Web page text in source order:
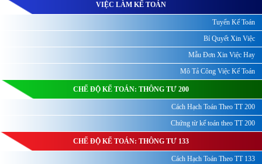
VIỆC LÀM KẾ TOÁN
Tuyển Kế Toán
Bí Quyết Xin Việc
Mẫu Đơn Xin Việc Hay
Mô Tả Công Việc Kế Toán
CHẾ ĐỘ KẾ TOÁN: THÔNG TƯ 200
Cách Hạch Toán Theo TT 200
Chứng từ kế toán theo TT 200
CHẾ ĐỘ KẾ TOÁN: THÔNG TƯ 133
Cách Hạch Toán Theo TT 133